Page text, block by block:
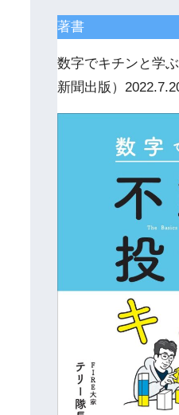
著書
数字でキチンと学
新聞出版）